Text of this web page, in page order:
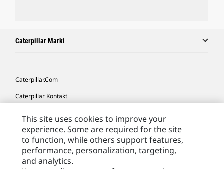
Caterpillar Marki
Caterpillar.com
Caterpillar Kontakt
Moje Preferencje Marketingowe
Site Map
Cookie Settings
This site uses cookies to improve your
experience. Some are required for the site
to function, while others support features,
performance, personalization, targeting,
and analytics.